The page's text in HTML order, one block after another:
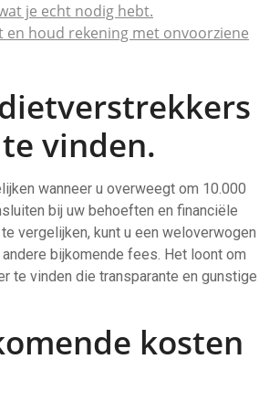
je echt nodig hebt.
houd rekening met onvoorziene
vinden.
wanneer u overweegt om 10.000
bij uw behoeften en financiële
vergelijken, kunt u een weloverwogen
bijkomende fees. Het loont om
te vinden die transparante en gunstige
kosten